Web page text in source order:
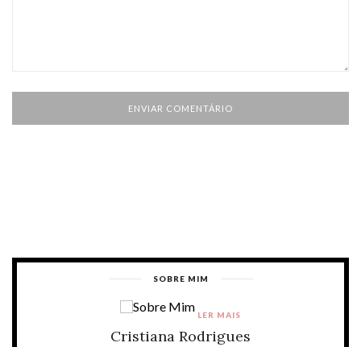
SOBRE MIM
Cristiana Rodrigues
LER MAIS